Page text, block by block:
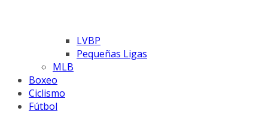
LVBP
Pequeñas Ligas
MLB
Boxeo
Ciclismo
Fútbol